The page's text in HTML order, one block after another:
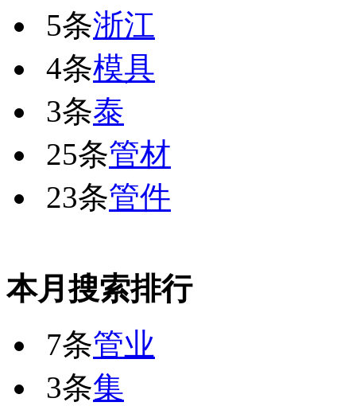
5条浙江
4条模具
3条泰
25条管材
23条管件
本月搜索排行
7条管业
3条集